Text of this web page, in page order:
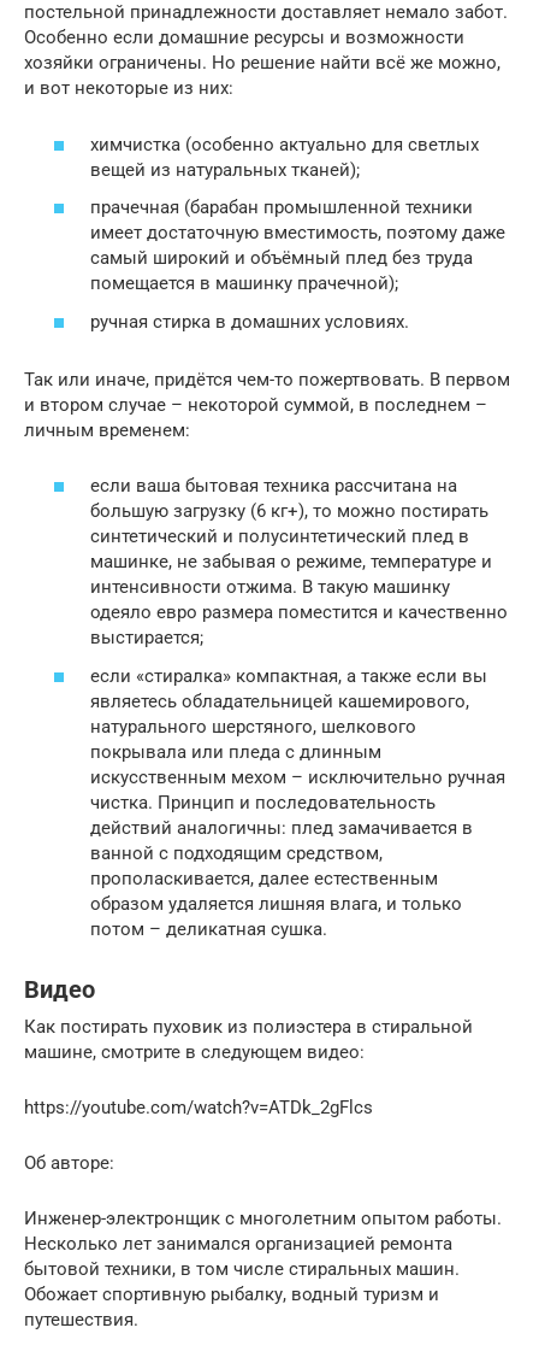
постельной принадлежности доставляет немало забот.
Особенно если домашние ресурсы и возможности
хозяйки ограничены. Но решение найти всё же можно,
и вот некоторые из них:
химчистка (особенно актуально для светлых
вещей из натуральных тканей);
прачечная (барабан промышленной техники
имеет достаточную вместимость, поэтому даже
самый широкий и объёмный плед без труда
помещается в машинку прачечной);
ручная стирка в домашних условиях.
Так или иначе, придётся чем-то пожертвовать. В первом
и втором случае – некоторой суммой, в последнем –
личным временем:
если ваша бытовая техника рассчитана на
большую загрузку (6 кг+), то можно постирать
синтетический и полусинтетический плед в
машинке, не забывая о режиме, температуре и
интенсивности отжима. В такую машинку
одеяло евро размера поместится и качественно
выстирается;
если «стиралка» компактная, а также если вы
являетесь обладательницей кашемирового,
натурального шерстяного, шелкового
покрывала или пледа с длинным
искусственным мехом – исключительно ручная
чистка. Принцип и последовательность
действий аналогичны: плед замачивается в
ванной с подходящим средством,
прополаскивается, далее естественным
образом удаляется лишняя влага, и только
потом – деликатная сушка.
Видео
Как постирать пуховик из полиэстера в стиральной
машине, смотрите в следующем видео:
https://youtube.com/watch?v=ATDk_2gFlcs
Об авторе:
Инженер-электронщик с многолетним опытом работы.
Несколько лет занимался организацией ремонта
бытовой техники, в том числе стиральных машин.
Обожает спортивную рыбалку, водный туризм и
путешествия.